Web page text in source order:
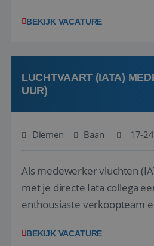
het samenstellen en boeken
deze onderdelen zijn nu
BEKIJK VACATURE
LUCHTVAART (IATA)
UUR)
Diemen Baan 17-
Als medewerker vluchten
met je directe Iata collega
enthousiaste verkoopteam
en tarieven waar je collega’s
BEKIJK VACATURE